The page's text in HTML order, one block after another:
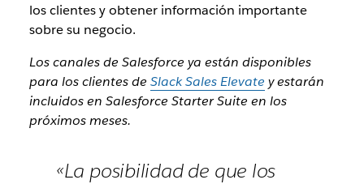
los clientes y obtener información importante
sobre su negocio.
Los canales de Salesforce ya están disponibles
para los clientes de Slack Sales Elevate y estarán
incluidos en Salesforce Starter Suite en los
próximos meses.
«La posibilidad de que los